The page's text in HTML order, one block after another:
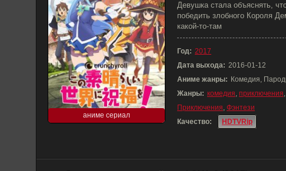
аниме сериал
Девушка стала объяснять,
победить злобного Короля
какой-то-там
Год: 2017
Дата выхода: 2016-01-12
Аниме жанры: Комедия,
Жанры: комедия, приключения,
Приключения, Фэнтези
Качество:
HDTVRip